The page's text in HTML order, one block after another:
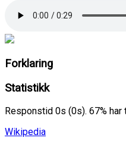
Forklaring
Statistikk
Responstid 0s (0s). 67%
Wikipedia